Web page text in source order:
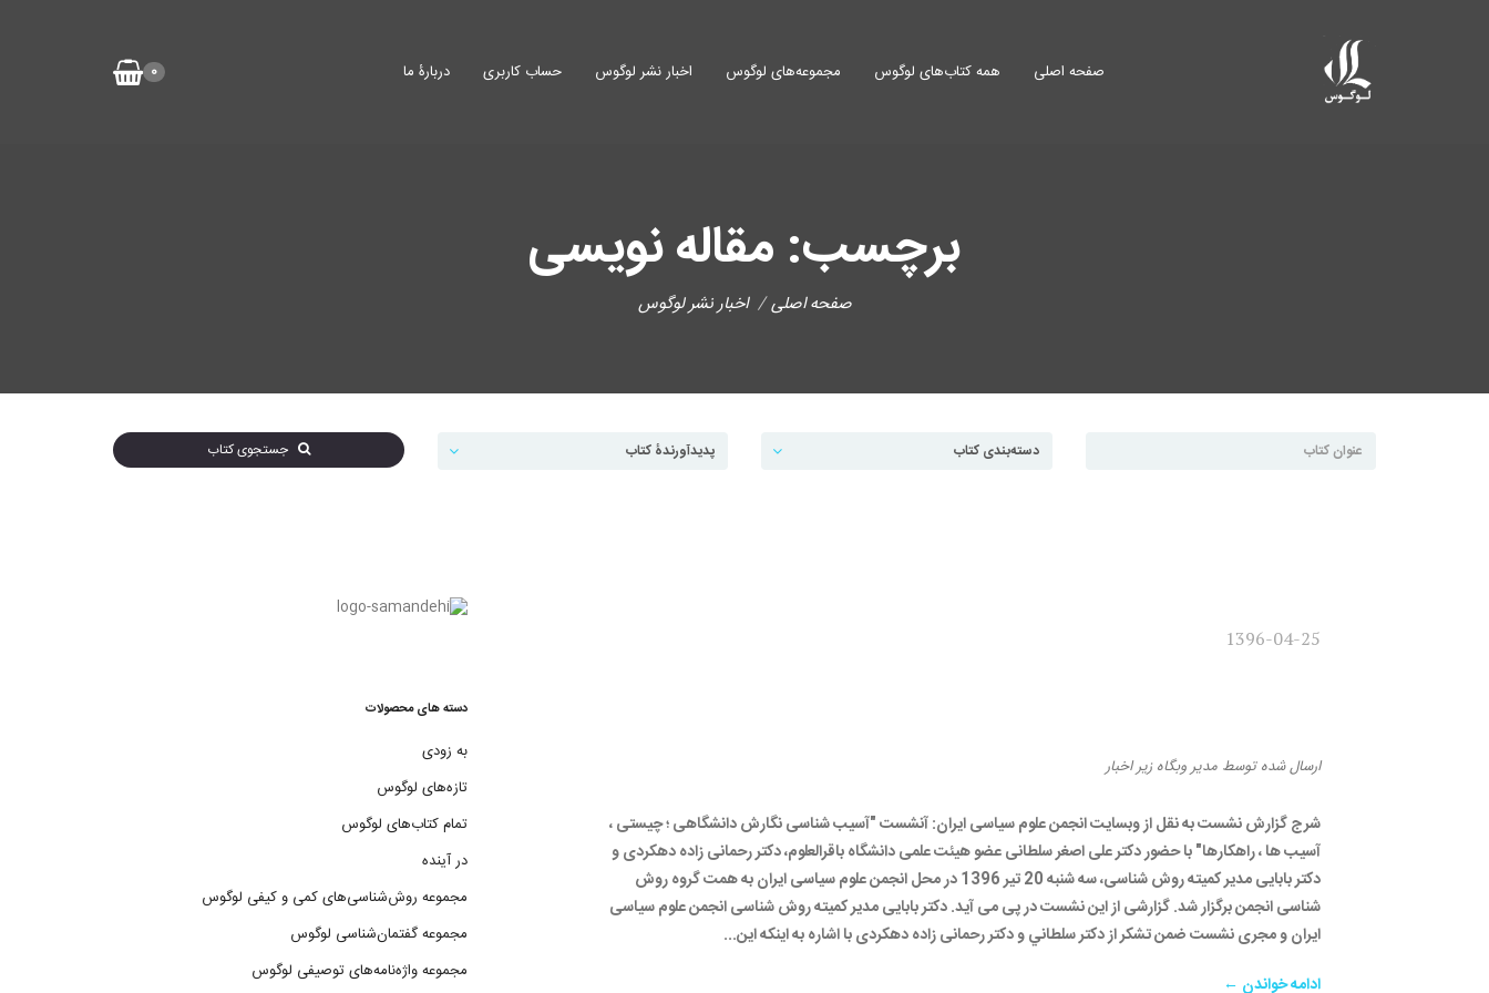
0 صفحه اصلی همه کتاب‌های لوگوس مجموعه‌های لوگوس اخبار نشر لوگوس حساب کاربری دربارۀ ما
برچسب: مقاله نویسی
صفحه اصلی اخبار نشر لوگوس
جستجوی کتاب
1396-04-25
ارسال شدهتوسط مدیر وبگاه زیراخبار
شرج گزارش نشست به نقل از وبسایت انجمن علوم سیاسی ایران: آنشست "آسیب شناسی نگارش دانشگاهی ؛ چیستی ،
آسیب ها ، راهکارها" با حضور دکتر علی اصغر سلطانی عضو هیئت علمی دانشگاه باقرالعلوم، دکتر رحمانی زاده دهکردی و
دکتر بابایی مدیر کمیته روش شناسی، سه شنبه 20 تیر 1396 در محل انجمن علوم سیاسی ایران به همت گروه روش
شناسی انجمن برگزار شد. گزارشی از این نشست در پی می آید. دکتر بابایی مدیر کمیته روش شناسی انجمن علوم سیاسی
ایران و مجری نشست ضمن تشکر از دکتر سلطاني و دکتر رحمانی زاده دهکردی با اشاره به اینکه این...
ادامه خواندن ←
دسته های محصولات
به زودی
تازه‌های لوگوس
تمام کتاب‌های لوگوس
در آینده
مجموعه روش‌شناسی‌های کمی و کیفی لوگوس
مجموعه گفتمان‌شناسی لوگوس
مجموعه واژه‌نامه‌های توصیفی لوگوس